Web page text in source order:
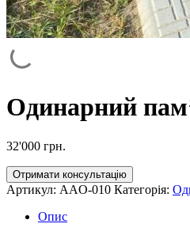
Одинарний
32'000 грн.
Отримати консультацію
Артикул: AAO-010 Категорія:
Опис